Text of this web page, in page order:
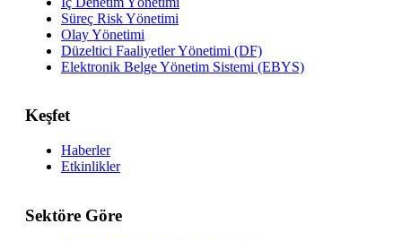
Süreç Risk Yönetimi
Olay Yönetimi
Düzeltici Faaliyetler Yönetimi (DF)
Elektronik Belge Yönetim Sistemi (EBYS)
Keşfet
Haberler
Etkinlikler
Sektöre Göre